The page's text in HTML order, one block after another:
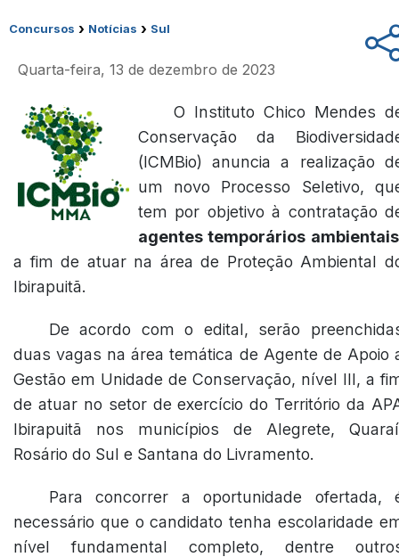
Concursos › Notícias › Sul
Quarta-feira, 13 de dezembro de 2023
O Instituto Chico Mendes
Conservação da
(ICMBio) anuncia a realização
um novo Processo Seletivo,
tem por objetivo à contratação
agentes temporários ambientais
a fim de atuar na área de Proteção Ambiental
Ibirapuitã.
De acordo com o edital, serão
duas vagas na área temática de Agente de Apoio
Gestão em Unidade de Conservação, nível III, a
de atuar no setor de exercício do Território da
Ibirapuitã nos municípios de Alegrete,
Rosário do Sul e Santana do Livramento.
Para concorrer a oportunidade ofertada,
necessário que o candidato tenha escolaridade
nível fundamental completo, dentre